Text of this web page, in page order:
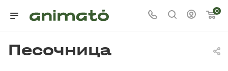
0
Песочница